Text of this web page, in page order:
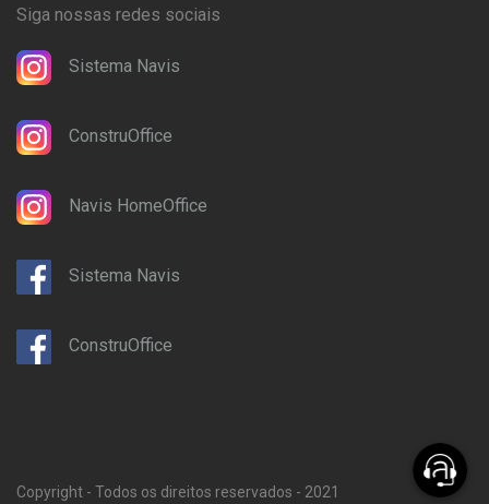
Siga nossas redes sociais
Sistema Navis
ConstruOffice
Navis HomeOffice
Sistema Navis
ConstruOffice
Copyright - Todos os direitos reservados - 2021